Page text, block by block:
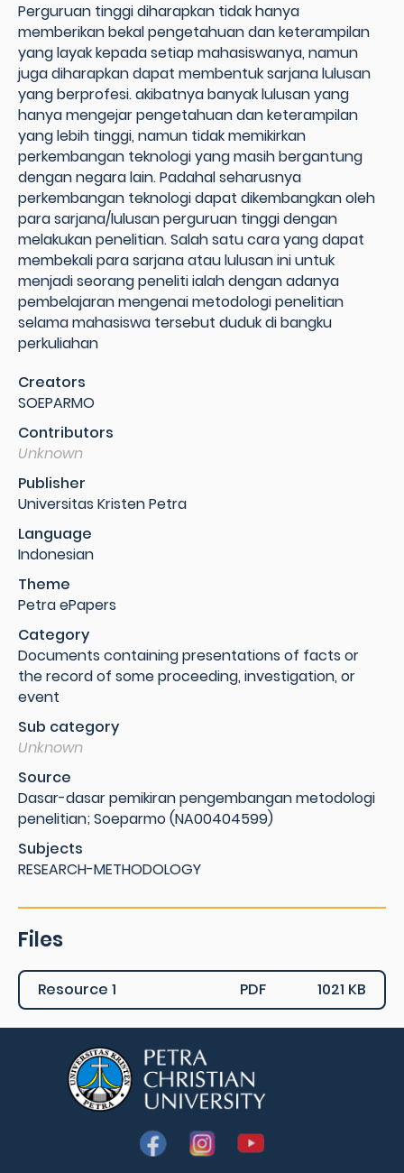
Perguruan tinggi diharapkan tidak hanya
memberikan bekal pengetahuan dan keterampilan
yang layak kepada setiap mahasiswanya, namun
juga diharapkan dapat membentuk sarjana lulusan
yang berprofesi. akibatnya banyak lulusan yang
hanya mengejar pengetahuan dan keterampilan
yang lebih tinggi, namun tidak memikirkan
perkembangan teknologi yang masih bergantung
dengan negara lain. Padahal seharusnya
perkembangan teknologi dapat dikembangkan oleh
para sarjana/lulusan perguruan tinggi dengan
melakukan penelitian. Salah satu cara yang dapat
membekali para sarjana atau lulusan ini untuk
menjadi seorang peneliti ialah dengan adanya
pembelajaran mengenai metodologi penelitian
selama mahasiswa tersebut duduk di bangku
perkuliahan
Creators
SOEPARMO
Contributors
Unknown
Publisher
Universitas Kristen Petra
Language
Indonesian
Theme
Petra ePapers
Category
Documents containing presentations of facts or
the record of some proceeding, investigation, or
event
Sub category
Unknown
Source
Dasar-dasar pemikiran pengembangan metodologi
penelitian; Soeparmo (NA00404599)
Subjects
RESEARCH-METHODOLOGY
Files
Resource 1 PDF 1021 KB